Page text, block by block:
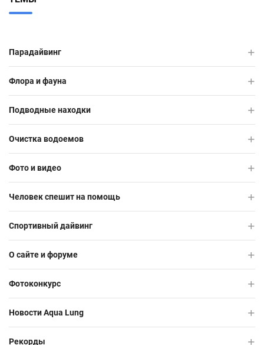
Парадайвинг
Флора и фауна
Подводные находки
Очистка водоемов
Фото и видео
Человек спешит на помощь
Спортивный дайвинг
О сайте и форуме
Фотоконкурс
Новости Aqua Lung
Рекорды